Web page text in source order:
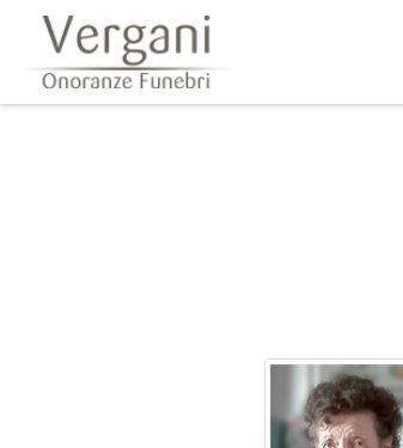
Questo sito o gli strumenti terzi da
scorrendo questa pagina,